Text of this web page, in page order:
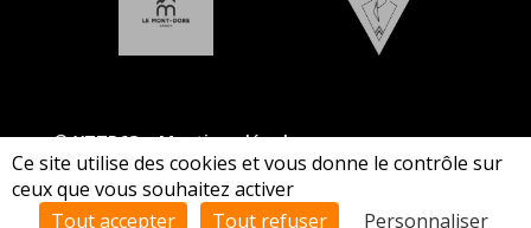
© XTTR63 –Mentions légales
Ce site utilise des cookies et vous donne le contrôle sur
ceux que vous souhaitez activer
Tout accepter
Tout refuser Personnaliser